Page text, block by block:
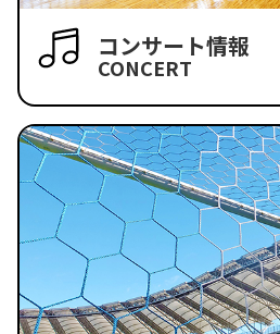
コンサート情報
CONCERT